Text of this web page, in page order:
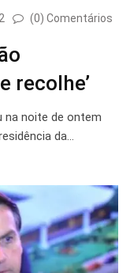
(0) Comentários
recolhe’
na noite de ontem
da…